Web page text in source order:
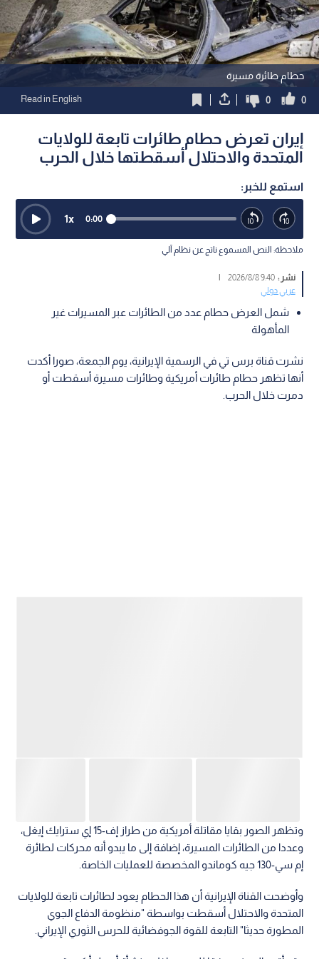
حطام طائرة مسيرة
0
0
Read in English
إيران تعرض حطام طائرات تابعة للولايات
المتحدة والاحتلال أسقطتها خلال الحرب
استمع للخبر:
0:00
1x
ملاحظة: النص المسموع ناتج عن نظام آلي
نشر :9:40 2026/8/8
|
عربي دولي
شمل العرض حطام عدد من الطائرات عبر المسيرات غير
المأهولة
نشرت قناة برس تي في الرسمية الإيرانية، يوم الجمعة، صورا أكدت
أنها تظهر حطام طائرات أمريكية وطائرات مسيرة أسقطت أو
دمرت خلال الحرب.
وتظهر الصور بقايا مقاتلة أمريكية من طراز إف-15 إي سترايك إيغل،
وعددا من الطائرات المسيرة، إضافة إلى ما يبدو أنه محركات لطائرة
إم سي-130 جيه كوماندو المخصصة للعمليات الخاصة.
وأوضحت القناة الإيرانية أن هذا الحطام يعود لطائرات تابعة للولايات
المتحدة والاحتلال أسقطت بواسطة "منظومة الدفاع الجوي
المطورة حديثا" التابعة للقوة الجوفضائية للحرس الثوري الإيراني.